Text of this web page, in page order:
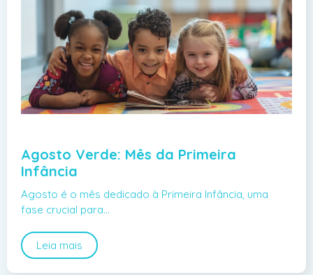
Agosto Verde: Mês da Primeira
Infância
Agosto é o mês dedicado à Primeira Infância, uma
fase crucial para…
Leia mais